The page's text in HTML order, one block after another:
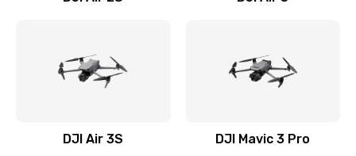
DJI Air 3S DJI Mavic 3 Pro